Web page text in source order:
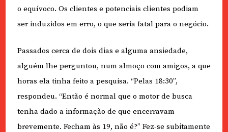
o equívoco. Os clientes e potenciais clientes podiam
ser induzidos em erro, o que seria fatal para o negócio.
Passados cerca de dois dias e alguma ansiedade,
alguém lhe perguntou, num almoço com amigos, a que
horas ela tinha feito a pesquisa. “Pelas 18:30”,
respondeu. “Então é normal que o motor de busca
tenha dado a informação de que encerravam
brevemente. Fecham às 19, não é?” Fez-se subitamente